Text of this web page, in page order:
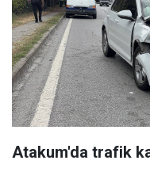
Atakum'da trafik